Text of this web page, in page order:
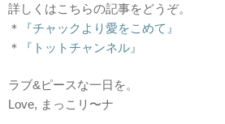
詳しくはこちらの記事をどうぞ。
＊
『チャックより愛をこめて』
＊
『トットチャンネル』
ラブ&ピースな一日を。
Love, まっこリ〜ナ